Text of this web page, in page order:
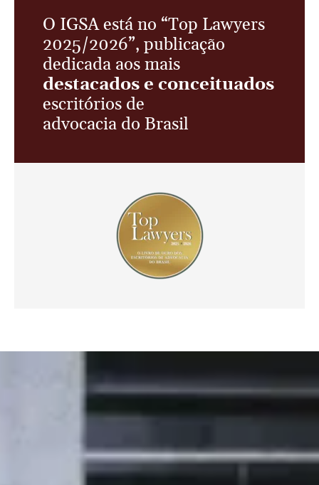
O IGSA está no “Top Lawyers
2025/2026”, publicação
dedicada aos mais
destacados e conceituados
escritórios de
advocacia do Brasil